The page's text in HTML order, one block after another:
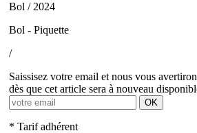
Bol / 2024
Bol - Piquette
/
Saissisez votre email et nous vous
dès que cet article sera à nouveau
OK
* Tarif adhérent